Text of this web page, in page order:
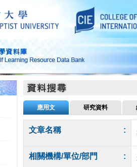
應用文 研究資料
文章名稱 :
相關機構/單位/部門 :